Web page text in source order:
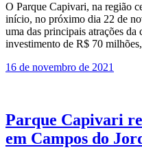
O Parque Capivari, na região
início, no próximo dia 22 de
uma das principais atrações
investimento de R$ 70
16 de novembro de 2021
Parque Capivari
em Campos do